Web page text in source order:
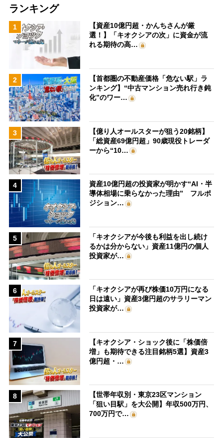
ランキング
1
【資産10億円超・かんちさんが厳
選！】「キオクシアの次」に資金が流
れる期待の高…
2
【首都圏の不動産価格「危ない駅」ラ
ンキング】“中古マンション売れ行き鈍
化”のワー…
3
【億り人オールスターが狙う20銘柄】
「総資産69億円超」90歳現役トレーダ
ーから“10…
4
資産10億円超の投資家が明かす“AI・半
導体相場に乗らなかった理由” フルポ
ジション…
5
「キオクシアが今後も利益を出し続け
るかは分からない」資産11億円の個人
投資家が…
6
「キオクシアが再び株価10万円になる
日は遠い」資産3億円超のサラリーマン
投資家が…
7
【キオクシア・ショック後に「株価倍
増」も期待できる注目銘柄5選】資産3
億円超・…
8
【世帯年収別・東京23区マンション
「狙い目駅」を大公開】年収500万円、
700万円で…